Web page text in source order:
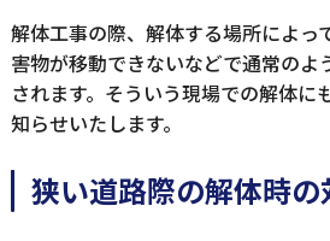
解体工事の際、解体する場所によっ
害物が移動できないなどで通常のよ
されます。そういう現場での解体に
知らせいたします。
狭い道路際の解体時の